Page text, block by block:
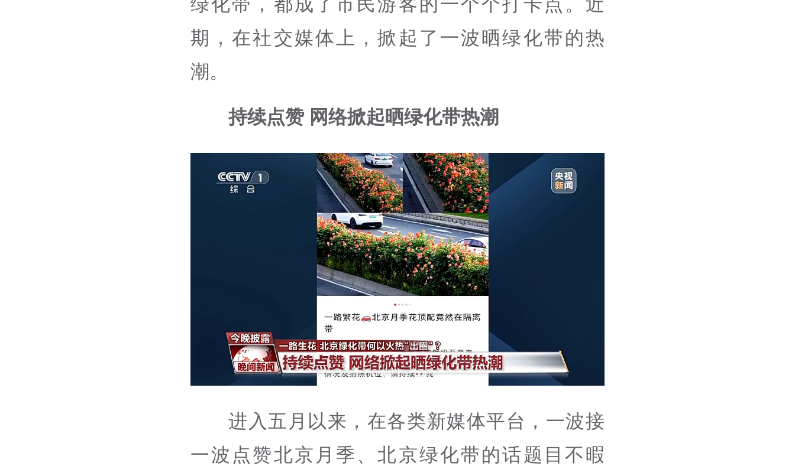
期，在社交媒体上，掀起了一波晒绿化带的热
潮。
持续点赞 网络掀起晒绿化带热潮
进入五月以来，在各类新媒体平台，一波接
一波点赞北京月季、北京绿化带的话题目不暇